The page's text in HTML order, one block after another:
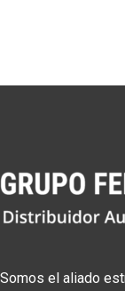
Somos el aliado